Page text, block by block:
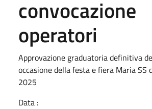
convocazione
operatori
Approvazione graduatoria definitiva
occasione della festa e fiera Maria SS
2025
Data :